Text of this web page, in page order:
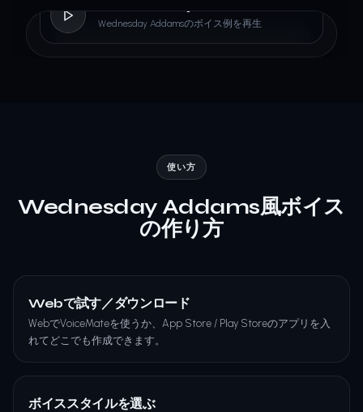
Wednesday Addamsのボイス例を再生
使い方
Wednesday Addams風ボイス
の作り方
Webで試す／ダウンロード
WebでVoiceMateを使うか、App Store / Play Storeのアプリを入
れてどこでも作成できます。
ボイススタイルを選ぶ